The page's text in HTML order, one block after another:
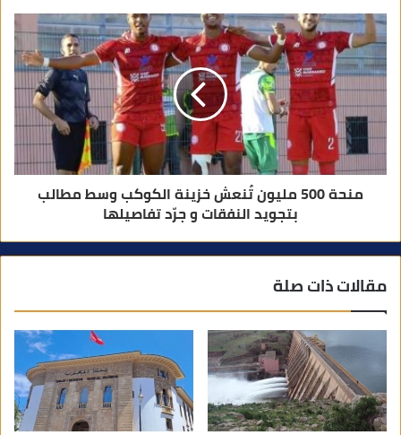
منحة 500 مليون تُنعش خزينة الكوكب وسط مطالب
بتجويد النفقات و جرّد تفاصيلها
مقالات ذات صلة